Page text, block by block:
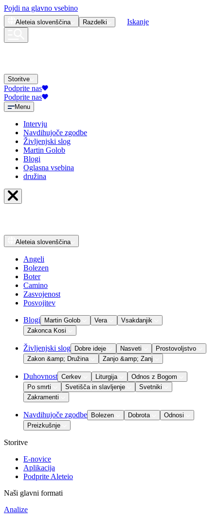
Pojdi na glavno vsebino
Aleteia slovenščina Razdelki Iskanje
Storitve
Podprite nas
Podprite nas
Menu
Intervju
Navdihujoče zgodbe
Življenjski slog
Martin Golob
Blogi
Oglasna vsebina
družina
Aleteia slovenščina
Angeli
Bolezen
Boter
Camino
Zasvojenost
Posvojitev
Blogi Martin Golob Vera
Vsakdanjik
Zakonca Kosi
Življenjski slog Dobre ideje Nasveti
Prostovoljstvo
Zakon &amp; Družina
Zanjo &amp; Zanj
Duhovnost Cerkev Liturgija
Odnos z Bogom
Po smrti
Svetišča in slavljenje
Svetniki
Zakramenti
Navdihujoče zgodbe Bolezen Dobrota
Odnosi
Preizkušnje
Storitve
E-novice
Aplikacija
Podprite Aleteio
Naši glavni formati
Analize